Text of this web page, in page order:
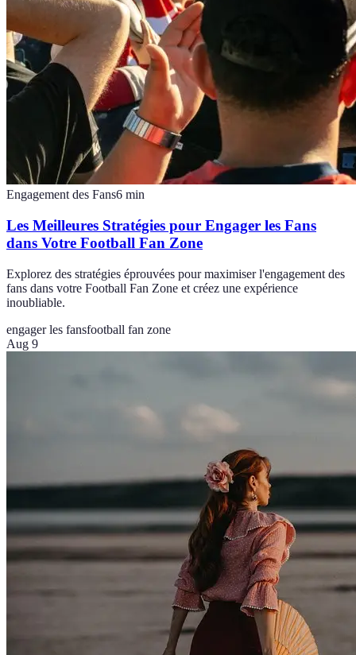
Engagement des Fans6 min
Les Meilleures Stratégies pour Engager les Fans
dans Votre Football Fan Zone
Explorez des stratégies éprouvées pour maximiser l'engagement des
fans dans votre Football Fan Zone et créez une expérience
inoubliable.
engager les fansfootball fan zone
Aug 9